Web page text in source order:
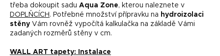
třeba dokoupit sadu Aqua Zone, kterou naleznete v
DOPLŇCÍCH . Potřebné množství přípravku na hydroizolaci
stěny Vám rovněž vypočítá kalkulačka na základě Vámi
zadaných rozměrů stěny v cm.
WALL ART tapety: Instalace